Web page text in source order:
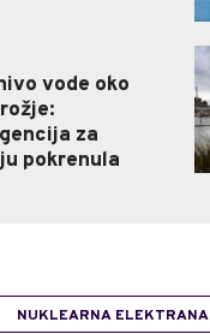
vode oko
za
pokrenula
NUKLEARNA ELEKTRANA